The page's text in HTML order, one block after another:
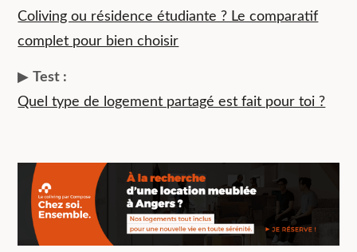
Coliving ou résidence étudiante ? Le comparatif
complet pour bien choisir
▶︎Test :
Quel type de logement partagé est fait pour toi ?